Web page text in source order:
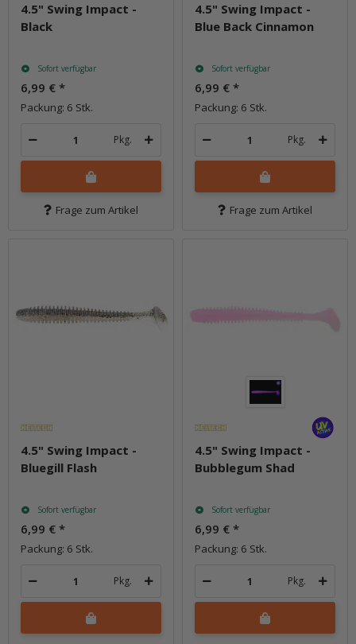
4.5" Swing Impact -
Black
Sofort verfügbar
6,99 € *
Packung: 6 Stk.
Pkg.
Frage zum Artikel
4.5" Swing Impact -
Blue Back Cinnamon
Sofort verfügbar
6,99 € *
Packung: 6 Stk.
Pkg.
Frage zum Artikel
4.5" Swing Impact -
Bluegill Flash
Sofort verfügbar
6,99 € *
Packung: 6 Stk.
Pkg.
4.5" Swing Impact -
Bubblegum Shad
Sofort verfügbar
6,99 € *
Packung: 6 Stk.
Pkg.